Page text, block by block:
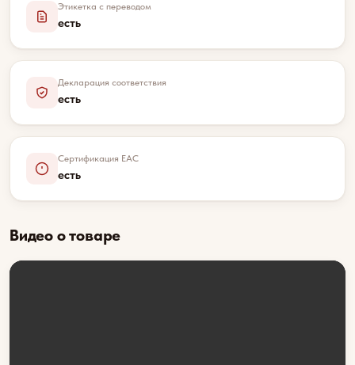
Этикетка с переводом
есть
Декларация соответствия
есть
Сертификация EAC
есть
Видео о товаре